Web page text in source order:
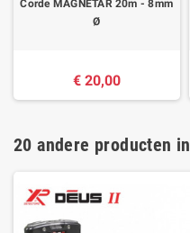
Corde MAGNETAR 20m - 8mm
Ø
€ 20,00
20 andere producten